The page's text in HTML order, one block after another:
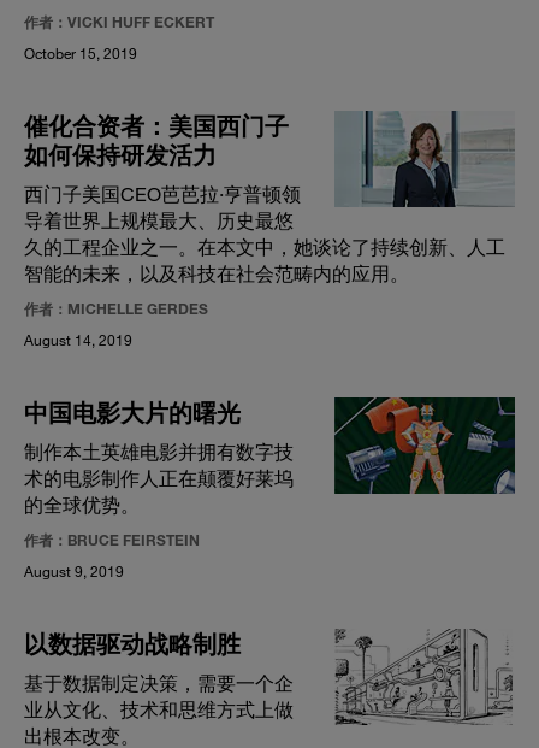
作者：VICKI HUFF ECKERT
October 15, 2019
催化合资者：美国西门子
如何保持研发活力
西门子美国CEO芭芭拉·亨普顿领
导着世界上规模最大、历史最悠
久的工程企业之一。在本文中，她谈论了持续创新、人工
智能的未来，以及科技在社会范畴内的应用。
作者：MICHELLE GERDES
August 14, 2019
中国电影大片的曙光
制作本土英雄电影并拥有数字技
术的电影制作人正在颠覆好莱坞
的全球优势。
作者：BRUCE FEIRSTEIN
August 9, 2019
以数据驱动战略制胜
基于数据制定决策，需要一个企
业从文化、技术和思维方式上做
出根本改变。